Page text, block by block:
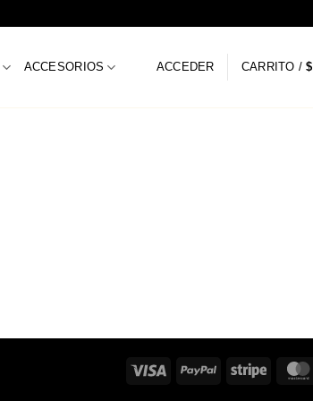
ACCESORIOS ACCEDER CARRITO /$
Visa PayPal Stripe